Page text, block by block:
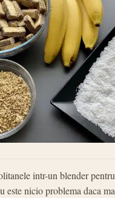
intr-un blender
este nicio problema daca